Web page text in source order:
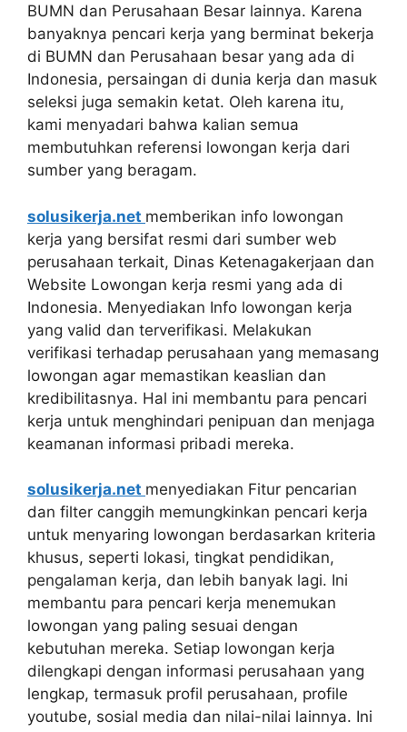
BUMN dan Perusahaan Besar lainnya. Karena
banyaknya pencari kerja yang berminat bekerja
di BUMN dan Perusahaan besar yang ada di
Indonesia, persaingan di dunia kerja dan masuk
seleksi juga semakin ketat. Oleh karena itu,
kami menyadari bahwa kalian semua
membutuhkan referensi lowongan kerja dari
sumber yang beragam.
solusikerja.net memberikan info lowongan
kerja yang bersifat resmi dari sumber web
perusahaan terkait, Dinas Ketenagakerjaan dan
Website Lowongan kerja resmi yang ada di
Indonesia. Menyediakan Info lowongan kerja
yang valid dan terverifikasi. Melakukan
verifikasi terhadap perusahaan yang memasang
lowongan agar memastikan keaslian dan
kredibilitasnya. Hal ini membantu para pencari
kerja untuk menghindari penipuan dan menjaga
keamanan informasi pribadi mereka.
solusikerja.net menyediakan Fitur pencarian
dan filter canggih memungkinkan pencari kerja
untuk menyaring lowongan berdasarkan kriteria
khusus, seperti lokasi, tingkat pendidikan,
pengalaman kerja, dan lebih banyak lagi. Ini
membantu para pencari kerja menemukan
lowongan yang paling sesuai dengan
kebutuhan mereka. Setiap lowongan kerja
dilengkapi dengan informasi perusahaan yang
lengkap, termasuk profil perusahaan, profile
youtube, sosial media dan nilai-nilai lainnya. Ini